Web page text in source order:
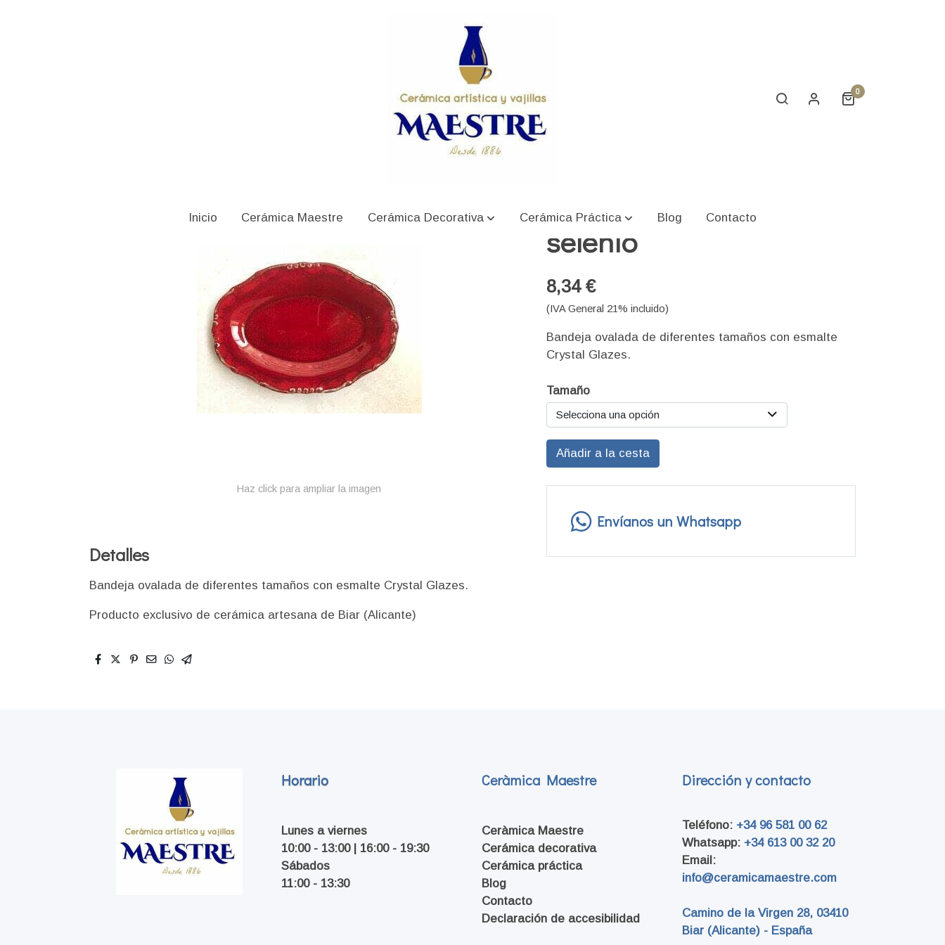
0
Inicio Cerámica Maestre Cerámica Decorativa Cerámica Práctica Blog Contacto
Haz click para ampliar la imagen
Detalles
Bandeja ovalada de diferentes tamaños con esmalte Crystal Glazes.
Producto exclusivo de cerámica artesana de Biar (Alicante)
Bandeja Rojo Cadmio-
selenio
8,34 €
(IVA General 21% incluido)
Bandeja ovalada de diferentes tamaños con esmalte
Crystal Glazes.
Tamaño
Selecciona una opción
Añadir a la cesta
Envíanos un Whatsapp
Horario
Lunes a viernes
10:00 - 13:00 | 16:00 - 19:30
Sábados
11:00 - 13:30
Ceràmica Maestre
Ceràmica Maestre
Cerámica decorativa
Cerámica práctica
Blog
Contacto
Declaración de accesibilidad
Dirección y contacto
Teléfono: +34 96 581 00 62
Whatsapp: +34 613 00 32 20
Email:
info@ceramicamaestre.com
Camino de la Virgen 28, 03410
Biar (Alicante) - España